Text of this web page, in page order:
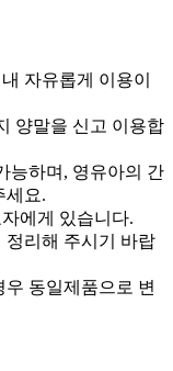
자유롭게 이용이
양말을 신고 이용합
능하며, 영유아의 간
세요.
에게 있습니다.
정리해 주시기 바랍
동일제품으로 변